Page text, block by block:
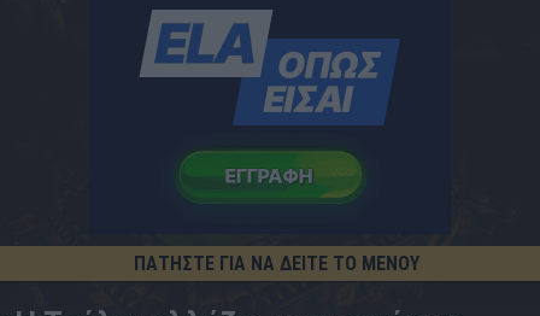
ΠΑΤΗΣΤΕ ΓΙΑ ΝΑ ΔΕΙΤΕ ΤΟ ΜΕΝΟΥ